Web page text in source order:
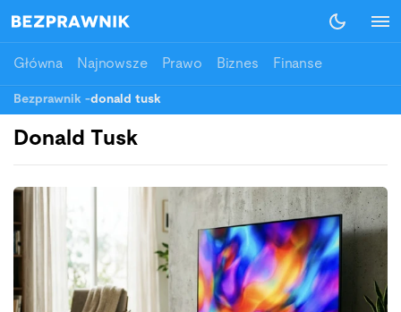
Główna Najnowsze Prawo Biznes Finanse
Bezprawnik -donald tusk
Donald Tusk